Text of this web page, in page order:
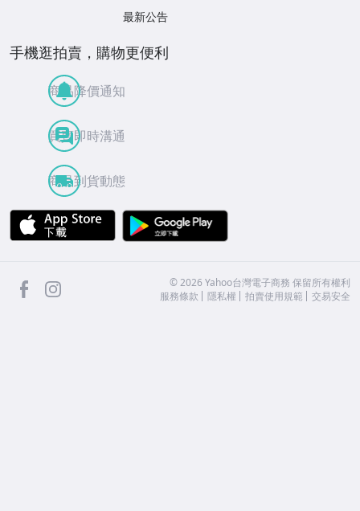
最新公告
手機逛拍賣，購物更便利
商品降價通知
買賣即時溝通
商品到貨動態
APP Store
facebook ©2026 Yahoo台灣電子商務 保留所有權利
服務條款
隱私權 拍賣使用規範 交易安全